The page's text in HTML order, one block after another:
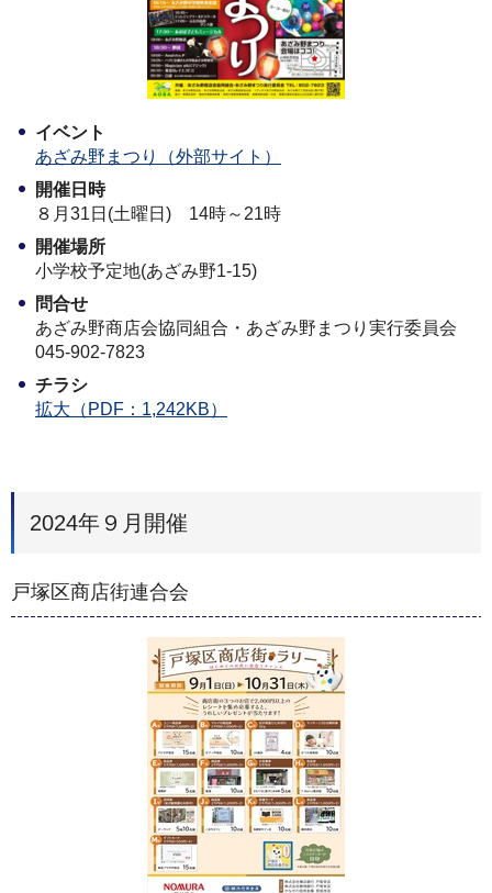
イベント
あざみ野まつり（外部サイト）
開催日時
８月31日(土曜日) 14時～21時
開催場所
小学校予定地(あざみ野1-15)
問合せ
あざみ野商店会協同組合・あざみ野まつり実行委員会
045-902-7823
チラシ
拡大（PDF：1,242KB）
2024年９月開催
戸塚区商店街連合会